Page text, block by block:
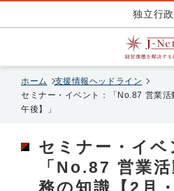
独立行
ホーム
支援情報ヘッドライン
セミナー・イベント：「No.87 営業活
午後】」
セミナー・イベ
「No.87 営業